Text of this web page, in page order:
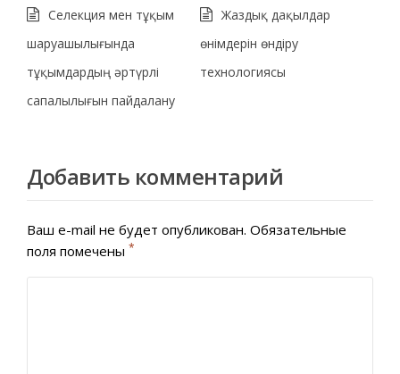
Селекция мен тұқым
шаруашылығында
тұқымдардың әртүрлі
сапалылығын пайдалану
Жаздық дақылдар
өнімдерін өндіру
технологиясы
Добавить комментарий
Ваш e-mail не будет опубликован. Обязательные
поля помечены *